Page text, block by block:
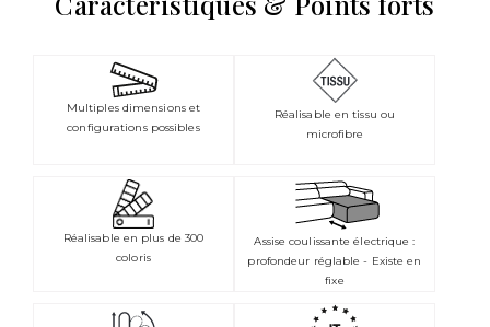
Multiples dimensions et
configurations possibles
Réalisable en tissu ou
microfibre
Réalisable en plus de 300
coloris
Assise coulissante électrique :
profondeur réglable - Existe en
fixe